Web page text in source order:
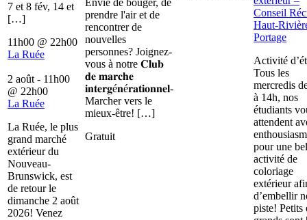
7 et 8 fév, 14 et
[…]
11h00 @ 22h00
La Ruée
2 août - 11h00
@ 22h00
La Ruée
La Ruée, le plus
grand marché
extérieur du
Nouveau-
Brunswick, est
de retour le
dimanche 2 août
2026! Venez
Envie de bouger, de
prendre l'air et de
rencontrer de
nouvelles
personnes? Joignez-
vous à notre 𝐂𝐥𝐮𝐛
𝐝𝐞 𝐦𝐚𝐫𝐜𝐡𝐞
𝐢𝐧𝐭𝐞𝐫𝐠é𝐧é𝐫𝐚𝐭𝐢𝐨𝐧𝐧𝐞𝐥-
Marcher vers le
mieux-être! […]
Gratuit
Conseil
Haut-
Portage
Activité
Tous les
mercredis
à 14h, nos
étudiants
attendent
pour une
activité de
coloriage
extérieur
d’embellir
piste! Petits